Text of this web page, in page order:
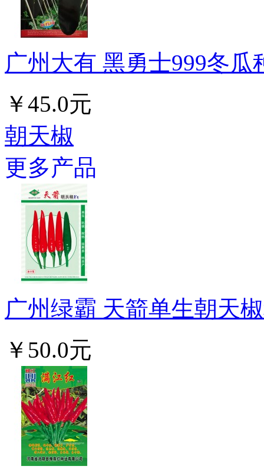
广州大有 黑勇士999冬
￥45.0元
朝天椒
更多产品
广州绿霸 天箭单生朝天
￥50.0元